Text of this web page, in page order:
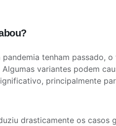
tenham passado,
variantes podem
principalmente
drasticamente os casos